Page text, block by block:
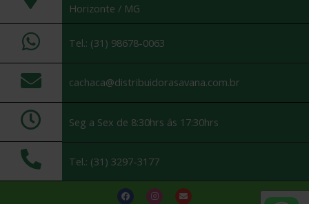
Horizonte / MG
Tel.: (31) 98678-0063
cachaca@distribuidorasavana.com.br
Seg a Sex de 8:30hrs ás 17:30hrs
Tel.: (31) 3297-3177